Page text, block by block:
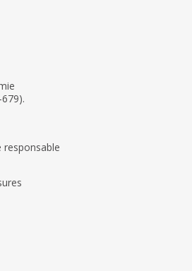
responsable